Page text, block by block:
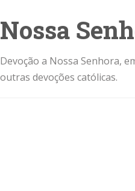
Nossa
Devoção a Nossa Senhora,
outras devoções católicas.